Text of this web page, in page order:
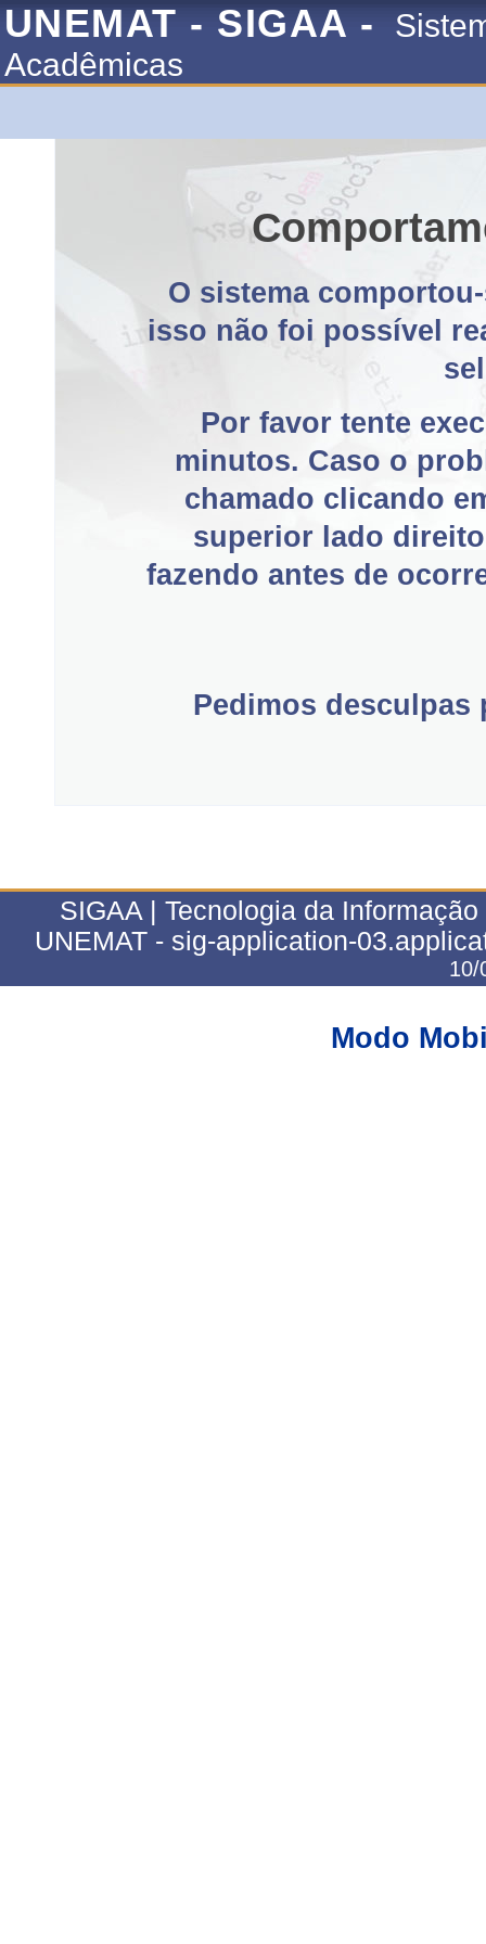
UNEMAT - SIGAA -
Acadêmicas
O sistema
isso não foi possível
Por favor tente
minutos. Caso o
chamado clicando
superior lado
fazendo antes de
Pedimos
SIGAA | Tecnologia da
UNEMAT - sig-application-
10/
Modo